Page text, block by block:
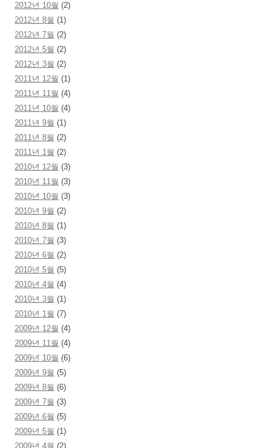
2012년 10월 (2)
2012년 8월 (1)
2012년 7월 (2)
2012년 5월 (2)
2012년 3월 (2)
2011년 12월 (1)
2011년 11월 (4)
2011년 10월 (4)
2011년 9월 (1)
2011년 8월 (2)
2011년 1월 (2)
2010년 12월 (3)
2010년 11월 (3)
2010년 10월 (3)
2010년 9월 (2)
2010년 8월 (1)
2010년 7월 (3)
2010년 6월 (2)
2010년 5월 (5)
2010년 4월 (4)
2010년 3월 (1)
2010년 1월 (7)
2009년 12월 (4)
2009년 11월 (4)
2009년 10월 (6)
2009년 9월 (5)
2009년 8월 (6)
2009년 7월 (3)
2009년 6월 (5)
2009년 5월 (1)
2009년 4월 (2)